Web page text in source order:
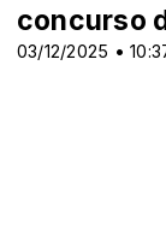
03/12/2025 •
concurso